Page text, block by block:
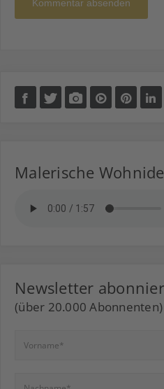
Kommentar absenden
Malerische
Newsletter
(über 20.000 Abonnenten)